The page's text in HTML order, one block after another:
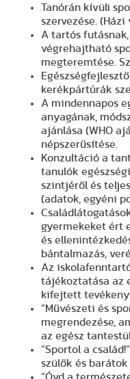
Tanórán kívüli
szervezése. (Házi
A tartós
végrehajtható
megteremtése.
kerékpártúrák
A mindennapos
anyagának,
ajánlása (WHO
népszerűsítése.
Konzultáció a
tanulók
szintjéről és
(adatok, egyéni
gyermekeket ért
és
bántalmazás,
Az
tájékoztatása az
kifejtett
“Művészeti és
megrendezése,
az egész
“Sportol a család!”
szülők és barátok
“Óvd a